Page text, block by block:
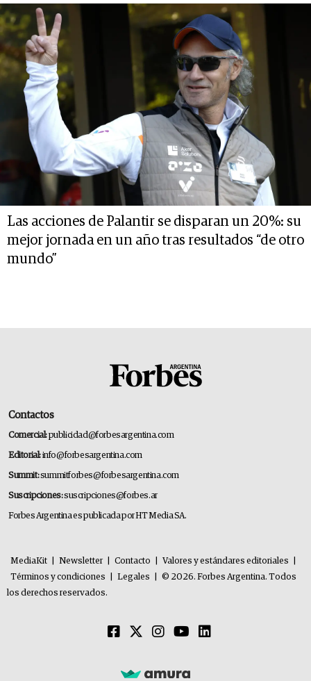
Las acciones de Palantir se disparan un 20%: su
mejor jornada en un año tras resultados “de otro
mundo”
Contactos
Comercial:publicidad@forbesargentina.com
Editorial:info@forbesargentina.com
Summit:summitforbes@forbesargentina.com
Suscripciones:suscripciones@forbes.ar
Forbes Argentina es publicada por HT Media SA.
MediaKit Newsletter Contacto Valores y estándares editoriales
Términos y condiciones
Legales
© 2026. Forbes Argentina. Todos
los derechos reservados.